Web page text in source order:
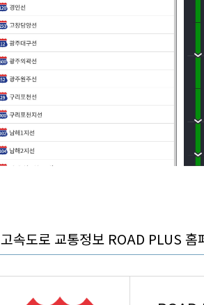
고속도로 교통정보 ROAD PLUS